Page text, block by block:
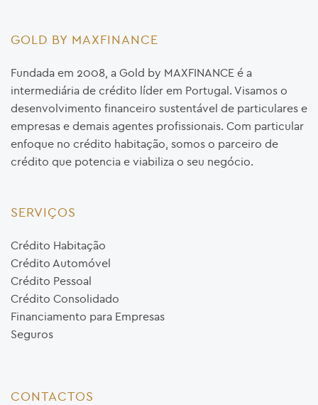
GOLD BY MAXFINANCE
Fundada em 2008, a Gold by MAXFINANCE é a
intermediária de crédito líder em Portugal. Visamos o
desenvolvimento financeiro sustentável de particulares e
empresas e demais agentes profissionais. Com particular
enfoque no crédito habitação, somos o parceiro de
crédito que potencia e viabiliza o seu negócio.
SERVIÇOS
Crédito Habitação
Crédito Automóvel
Crédito Pessoal
Crédito Consolidado
Financiamento para Empresas
Seguros
CONTACTOS